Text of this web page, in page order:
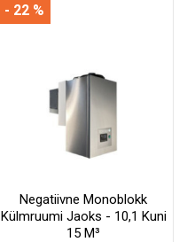
Negatiivne Monoblokk
Külmruumi Jaoks - 10,1 Kuni
15 M³
- 22 %